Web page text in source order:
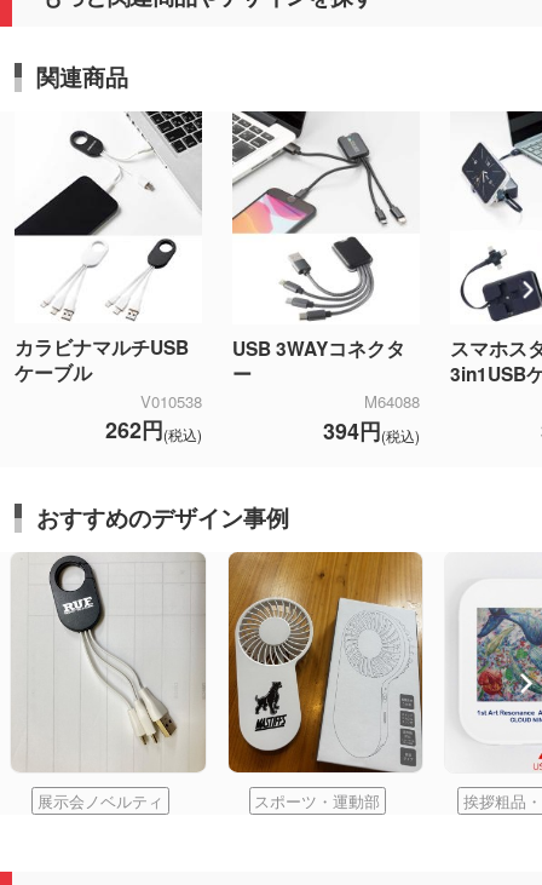
関連商品
カラビナマルチUSB
ケーブル
V010538
262円(税込)
USB 3WAYコネクタ
ー
M64088
394円(税込)
スマホス
3in1USB
おすすめのデザイン事例
展示会ノベルティ スポーツ・運動部 挨拶粗品